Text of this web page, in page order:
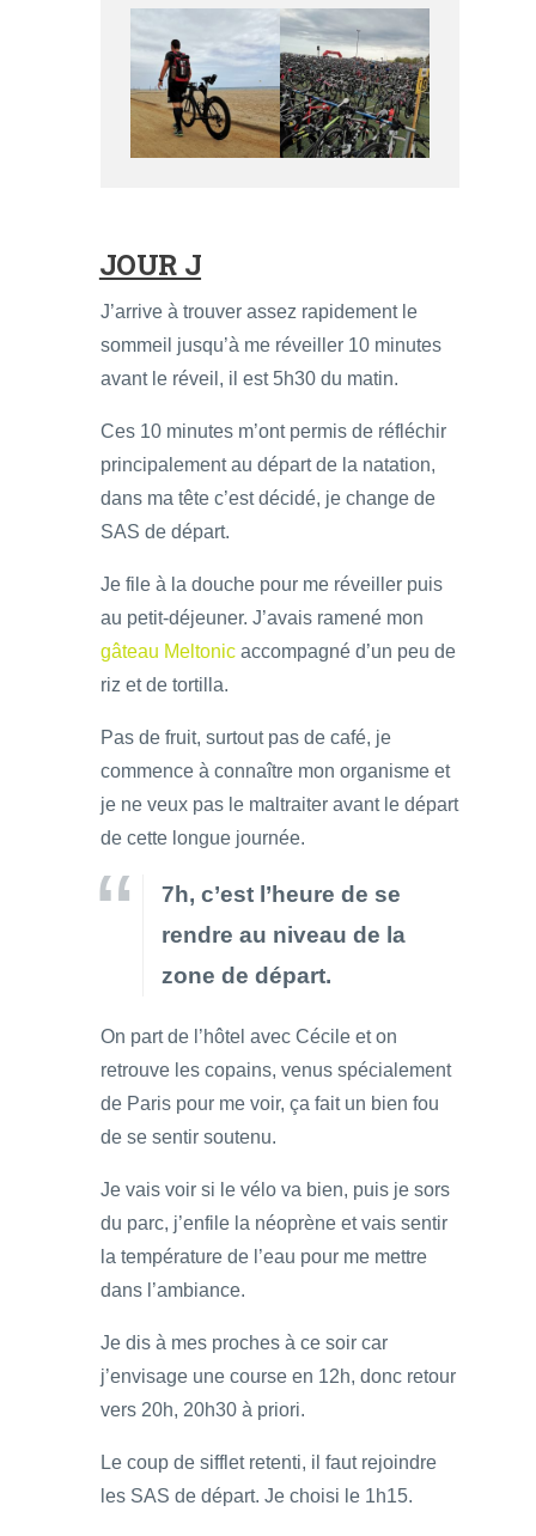
JOUR J
J’arrive à trouver assez rapidement le
sommeil jusqu’à me réveiller 10 minutes
avant le réveil, il est 5h30 du matin.
Ces 10 minutes m’ont permis de réfléchir
principalement au départ de la natation,
dans ma tête c’est décidé, je change de
SAS de départ.
Je file à la douche pour me réveiller puis
au petit-déjeuner. J’avais ramené mon
gâteau Meltonic accompagné d’un peu de
riz et de tortilla.
Pas de fruit, surtout pas de café, je
commence à connaître mon organisme et
je ne veux pas le maltraiter avant le départ
de cette longue journée.
7h, c’est l’heure de se
rendre au niveau de la
zone de départ.
On part de l’hôtel avec Cécile et on
retrouve les copains, venus spécialement
de Paris pour me voir, ça fait un bien fou
de se sentir soutenu.
Je vais voir si le vélo va bien, puis je sors
du parc, j’enfile la néoprène et vais sentir
la température de l’eau pour me mettre
dans l’ambiance.
Je dis à mes proches à ce soir car
j’envisage une course en 12h, donc retour
vers 20h, 20h30 à priori.
Le coup de sifflet retenti, il faut rejoindre
les SAS de départ. Je choisi le 1h15.